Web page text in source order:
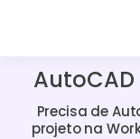
Precisa de
projeto na